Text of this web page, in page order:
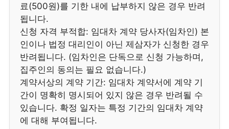
료(500원)를 기한 내에 납부하지 않은 경우 반려
됩니다.
신청 자격 부적합: 임대차 계약 당사자(임차인) 본
인이나 법정 대리인이 아닌 제삼자가 신청한 경우
반려됩니다. (임차인은 단독으로 신청 가능하며,
집주인의 동의는 필요 없습니다.)
계약서상의 계약 기간: 임대차 계약서에 계약 기
간이 명확히 명시되어 있지 않은 경우 반려될 수
있습니다. 확정 일자는 특정 기간의 임대차 계약
에 대해 부여됩니다.